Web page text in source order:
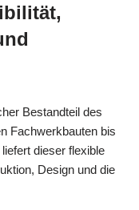
Bestandteil des
Fachwerkbauten bis
dieser flexible
Design und die